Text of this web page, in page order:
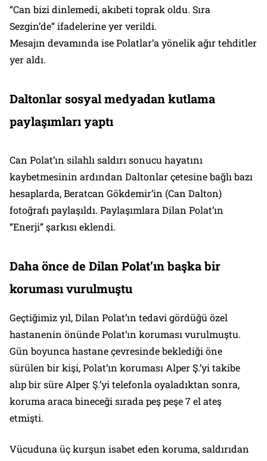
“Can bizi dinlemedi, akıbeti toprak oldu. Sıra
Sezgin’de” ifadelerine yer verildi.
Mesajın devamında ise Polatlar’a yönelik ağır tehditler
yer aldı.
Daltonlar sosyal medyadan kutlama
paylaşımları yaptı
Can Polat’ın silahlı saldırı sonucu hayatını
kaybetmesinin ardından Daltonlar çetesine bağlı bazı
hesaplarda, Beratcan Gökdemir’in (Can Dalton)
fotoğrafı paylaşıldı. Paylaşımlara Dilan Polat’ın
“Enerji” şarkısı eklendi.
Daha önce de Dilan Polat’ın başka bir
koruması vurulmuştu
Geçtiğimiz yıl, Dilan Polat’ın tedavi gördüğü özel
hastanenin önünde Polat’ın koruması vurulmuştu.
Gün boyunca hastane çevresinde beklediği öne
sürülen bir kişi, Polat’ın koruması Alper Ş.’yi takibe
alıp bir süre Alper Ş.’yi telefonla oyaladıktan sonra,
koruma araca bineceği sırada peş peşe 7 el ateş
etmişti.
Vücuduna üç kurşun isabet eden koruma, saldırıdan